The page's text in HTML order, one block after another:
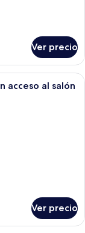
Ver precio
de hotel con dos
acceso al salón
Ver precio